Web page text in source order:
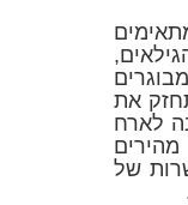
את
לארח
של